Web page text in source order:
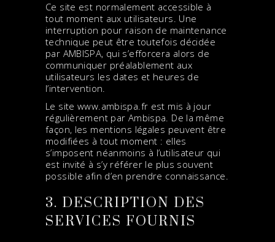
Ce site est normalement accessible à
tout moment aux utilisateurs. Une
interruption pour raison de maintenance
technique peut être toutefois décidée
par AMBISPA, qui s’efforcera alors de
communiquer préalablement aux
utilisateurs les dates et heures de
l’intervention.
Le site www.ambispa.fr est mis à jour
régulièrement par Ambispa. De la même
façon, les mentions légales peuvent être
modifiées à tout moment : elles
s’imposent néanmoins à l’utilisateur qui
est invité à s’y référer le plus souvent
possible afin d’en prendre connaissance.
3. DESCRIPTION DES
SERVICES FOURNIS